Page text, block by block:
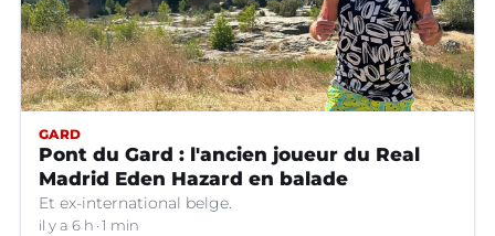
GARD
Pont du Gard : l'ancien joueur du Real
Madrid Eden Hazard en balade
Et ex-international belge.
il y a 6 h 1 min